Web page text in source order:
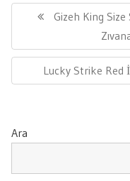
gezinmesiPrevious
Gizeh King Size
Next
Post:
Lucky Strike Red
Ara